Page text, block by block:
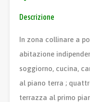
Descrizione
In zona collinare a
abitazione
soggiorno, cucina,
al piano terra ;
terrazza al primo